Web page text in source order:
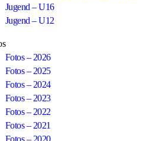
Jugend – U16
Jugend – U12
Fotos – 2026
Fotos – 2025
Fotos – 2024
Fotos – 2023
Fotos – 2022
Fotos – 2021
Fotos – 2020